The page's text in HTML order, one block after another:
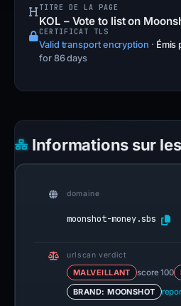
TITRE DE LA PAGE
KOL – Vote to list on
CERTIFICAT TLS
Valid transport encryption · Émis
for 86 days
Informations sur
domaine
moonshot-money.sbs
urlscan verdict
MALVEILLANT score 100
BRAND: MOONSHOT